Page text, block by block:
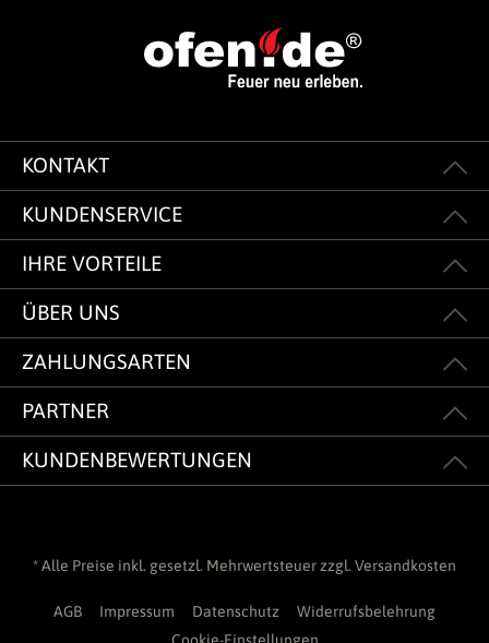
KONTAKT
KUNDENSERVICE
IHRE VORTEILE
ÜBER UNS
ZAHLUNGSARTEN
PARTNER
KUNDENBEWERTUNGEN
* Alle Preise inkl. gesetzl. Mehrwertsteuer zzgl. Versandkosten
AGB Impressum Datenschutz
Widerrufsbelehrung